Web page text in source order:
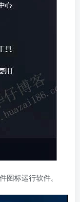
图标运行软件。